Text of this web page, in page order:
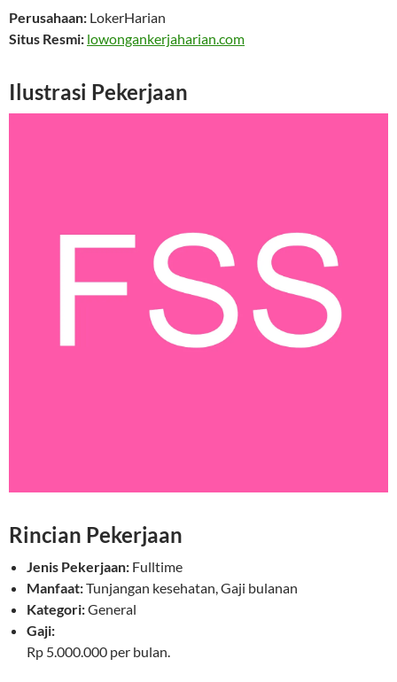
Perusahaan: LokerHarian
Situs Resmi: lowongankerjaharian.com
Ilustrasi Pekerjaan
Rincian Pekerjaan
Jenis Pekerjaan: Fulltime
Manfaat:Tunjangan kesehatan, Gaji bulanan
Kategori:General
Gaji:
Rp 5.000.000 per bulan.